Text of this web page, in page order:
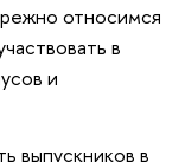
относимся
в
и
выпускников в